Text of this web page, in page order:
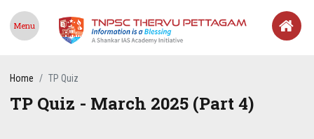
Menu
Home TP Quiz
TP Quiz - March 2025 (Part 4)